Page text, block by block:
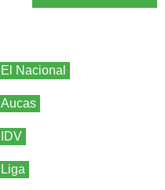
El Nacional
Aucas
IDV
Liga